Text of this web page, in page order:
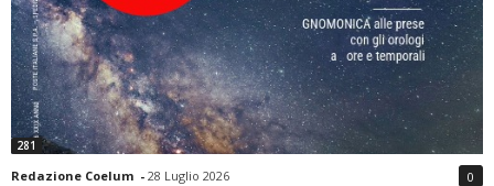
281
Redazione Coelum - 28 Luglio 2026 0